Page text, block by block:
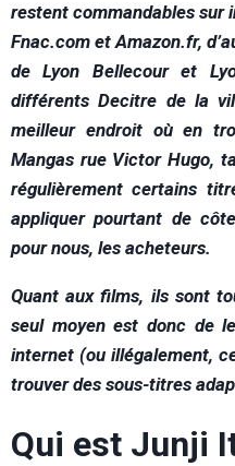
restent commandables sur
Fnac.com et Amazon.fr,
de Lyon Bellecour et
différents Decitre de la
meilleur endroit où en
Mangas rue Victor Hugo,
régulièrement certains
appliquer pourtant de
pour nous, les acheteurs.
Quant aux films, ils sont
seul moyen est donc de
internet (ou illégalement,
trouver des sous-titres
Qui est Junji